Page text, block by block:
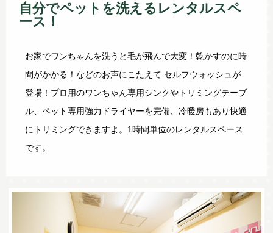
自分でペットを洗えるレンタルスペ
ース！
お家でワンちゃんを洗うと毛が飛んで大変！乾かすのに時
間がかかる！などのお声にこたえて セルフウォッシュが
登場！プロ用のワンちゃん専用シンクやトリミングテーブ
ル、ペット専用強力ドライヤーを完備、冷暖房もあり快適
にトリミングできますよ。1時間単位のレンタルスペース
です。